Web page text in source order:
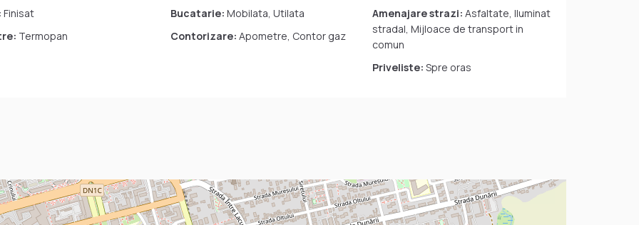
Finisat
Termopan
Bucatarie: Mobilata, Utilata
Contorizare: Apometre, Contor gaz
Amenajare strazi: Asfaltate, Iluminat
stradal, Mijloace de transport in
comun
Priveliste: Spre oras